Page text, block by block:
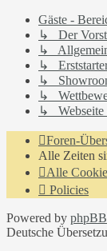
Gäste -
↳ Der
↳
↳
↳
↳
↳ Webseite
Foren-
Alle Zeiten
Alle
Policies
Powered by phpBB
Deutsche